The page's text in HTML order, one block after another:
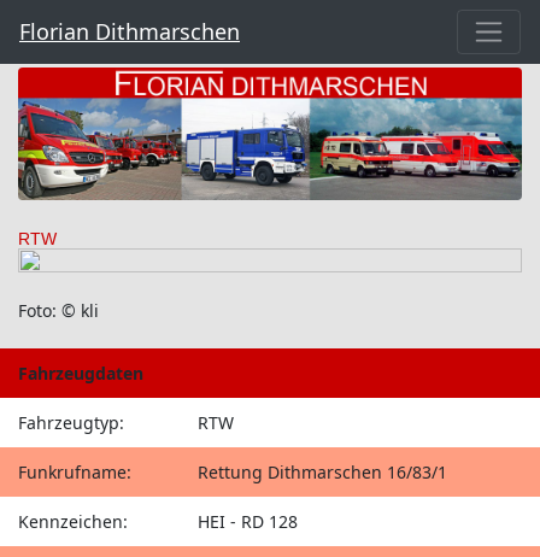
Florian Dithmarschen
RTW
Foto: © kli
Fahrzeugdaten
Fahrzeugtyp: RTW
Funkrufname: Rettung Dithmarschen 16/83/1
Kennzeichen: HEI - RD 128